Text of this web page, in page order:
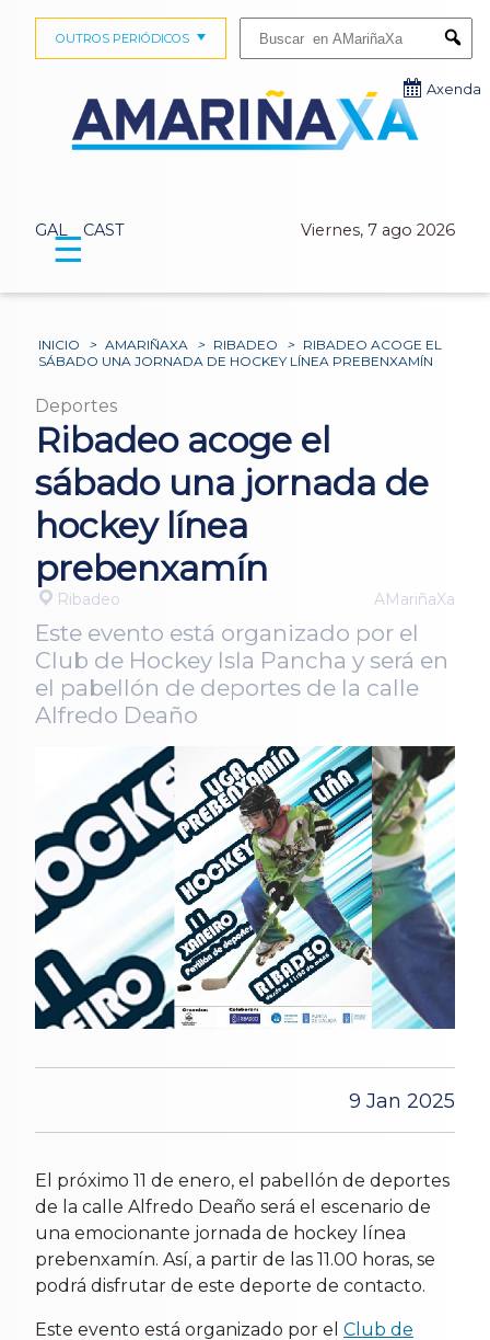
GAL CAST Viernes, 7 ago 2026
OUTROS PERIÓDICOS
Axenda
☰
INICIO > AMARIÑAXA > RIBADEO > RIBADEO ACOGE EL
SÁBADO UNA JORNADA DE HOCKEY LÍNEA PREBENXAMÍN
Deportes
Ribadeo acoge el
sábado una jornada de
hockey línea
prebenxamín
Ribadeo AMariñaXa
Este evento está organizado por el
Club de Hockey Isla Pancha y será en
el pabellón de deportes de la calle
Alfredo Deaño
9 Jan 2025
El próximo 11 de enero, el pabellón de deportes
de la calle Alfredo Deaño será el escenario de
una emocionante jornada de hockey línea
prebenxamín. Así, a partir de las 11.00 horas, se
podrá disfrutar de este deporte de contacto.
Este evento está organizado por el Club de